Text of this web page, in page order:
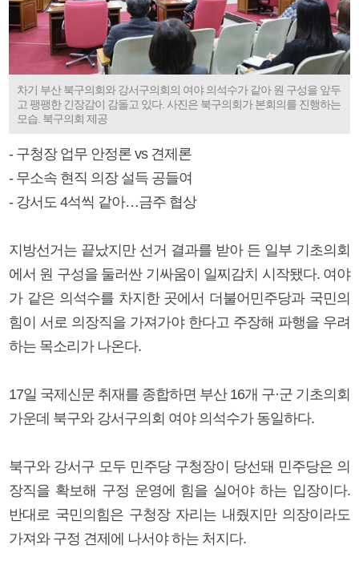
차기 부산 북구의회와 강서구의회의 여야 의석수가 같아 원 구성을 앞두
고 팽팽한 긴장감이 감돌고 있다. 사진은 북구의회가 본회의를 진행하는
모습. 북구의회 제공
- 구청장 업무 안정론 vs 견제론
- 무소속 현직 의장 설득 공들여
- 강서도 4석씩 같아…금주 협상
지방선거는 끝났지만 선거 결과를 받아 든 일부 기초의회
에서 원 구성을 둘러싼 기싸움이 일찌감치 시작됐다. 여야
가 같은 의석수를 차지한 곳에서 더불어민주당과 국민의
힘이 서로 의장직을 가져가야 한다고 주장해 파행을 우려
하는 목소리가 나온다.
17일 국제신문 취재를 종합하면 부산 16개 구·군 기초의회
가운데 북구와 강서구의회 여야 의석수가 동일하다.
북구와 강서구 모두 민주당 구청장이 당선돼 민주당은 의
장직을 확보해 구정 운영에 힘을 실어야 하는 입장이다.
반대로 국민의힘은 구청장 자리는 내줬지만 의장이라도
가져와 구정 견제에 나서야 하는 처지다.